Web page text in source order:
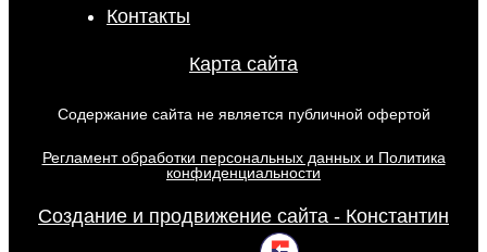
Контакты
Карта сайта
Содержание сайта не является публичной офертой
Регламент обработки персональных данных и Политика
конфиденциальности
Создание и продвижение сайта - Константин